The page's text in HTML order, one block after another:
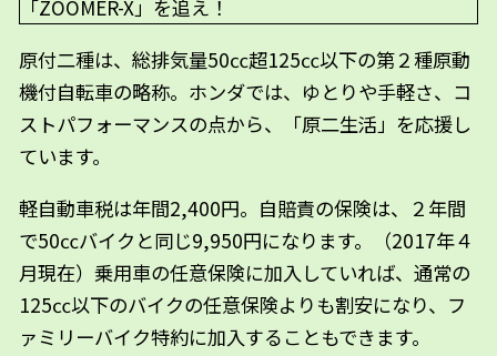
原付二種は、総排気量50㏄超125㏄以下の第２種原動
機付自転車の略称。ホンダでは、ゆとりや手軽さ、コ
ストパフォーマンスの点から、「原二生活」を応援し
ています。
軽自動車税は年間2,400円。自賠責の保険は、２年間
で50㏄バイクと同じ9,950円になります。（2017年４
月現在）乗用車の任意保険に加入していれば、通常の
125㏄以下のバイクの任意保険よりも割安になり、フ
ァミリーバイク特約に加入することもできます。